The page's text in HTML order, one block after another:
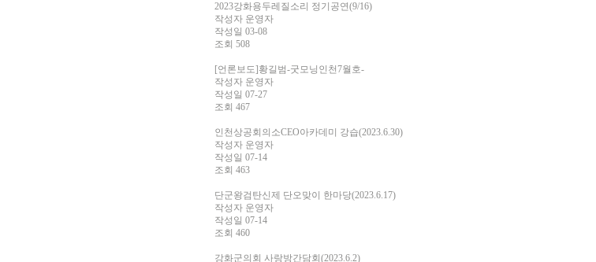
2023강화용두레질소리 정기공연(9/16)
작성자 운영자
작성일 03-08
조회 508
[언론보도]황길범-굿모닝인천7월호-
작성자 운영자
작성일 07-27
조회 467
인천상공회의소CEO아카데미 강습(2023.6.30)
작성자 운영자
작성일 07-14
조회 463
단군왕검탄신제 단오맞이 한마당(2023.6.17)
작성자 운영자
작성일 07-14
조회 460
강화군의회 사랑방간담회(2023.6.2)